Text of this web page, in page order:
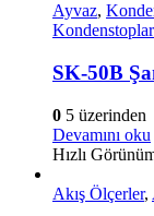
Ayvaz,
Kondenstoplar
SK-50B
0 5 üzerinden
Devamını oku
Hızlı
Akış Ölçerler,